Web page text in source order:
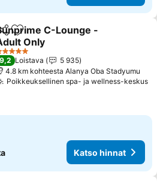
Lisää suosikkeihin
C-Lounge -
Only
hinnat
Tähtiluokitus
9,2 Loistava
5 935
4.8 km kohteesta Alanya Oba Stadyumu
Poikkeuksellinen spa- ja wellness-keskus
Katso hinnat